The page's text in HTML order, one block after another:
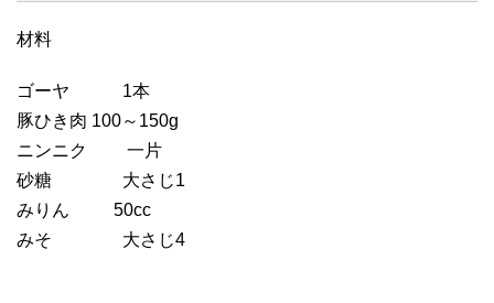
材料
ゴーヤ 1本
豚ひき肉 100～150g
ニンニク 一片
砂糖 大さじ1
みりん 50cc
みそ 大さじ4